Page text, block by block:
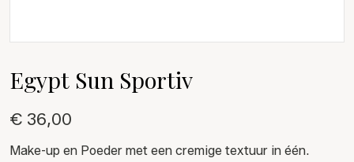
Egypt Sun Sportiv
€ 36,00
Make-up en Poeder met een cremige textuur in één.